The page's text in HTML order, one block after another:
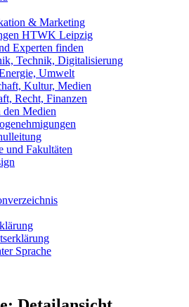
& Marketing
HTWK Leipzig
Experten finden
Technik, Digitalisierung
Umwelt
Kultur, Medien
Recht, Finanzen
Medien
und Fakultäten
Sprache